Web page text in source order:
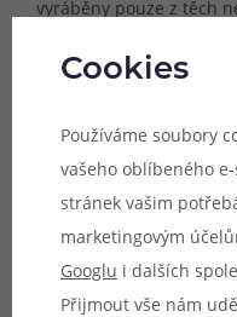
vyráběny pouze z těch
zážitek.
Aromata Big Mouth
praktickým kapátkem
Lahvička je uložena ve
také 30ml prázdná
liquidu. Lahvička je
můžete poznačit
Cookies
Používáme soubory
vašeho oblíbeného
stránek vašim
marketingovým
Googlu i dalších
Přijmout vše nám